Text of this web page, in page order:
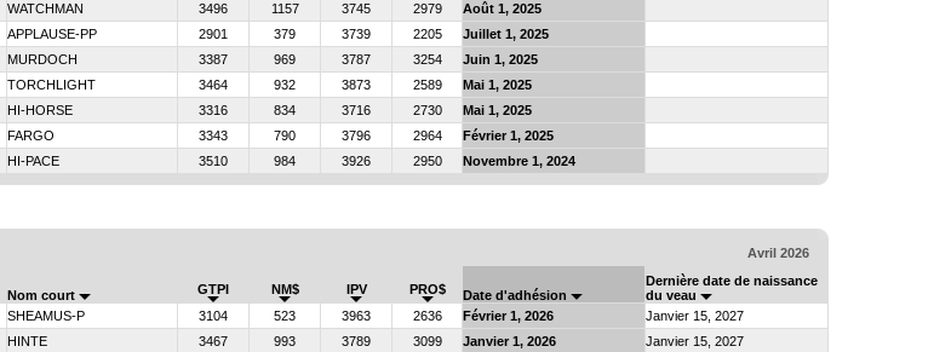
WATCHMAN 3496 1157 3745 2979
Août 1, 2025
APPLAUSE-PP 2901 379 3739 2205
Juillet 1, 2025
MURDOCH 3387 969 3787 3254
Juin 1, 2025
TORCHLIGHT 3464 932 3873 2589
Mai 1, 2025
HI-HORSE 3316 834 3716 2730
Mai 1, 2025
FARGO 3343 790 3796 2964
Février 1, 2025
HI-PACE 3510 984 3926 2950 Novembre 1, 2024
Avril 2026
Nom court GTPI NM$ IPV PRO$ Date d'adhésion
Dernière date de naissance
du veau
SHEAMUS-P 3104 523 3963 2636 Février 1, 2026
Janvier 15, 2027
HINTE 3467 993 3789 3099 Janvier 1, 2026
Janvier 15, 2027